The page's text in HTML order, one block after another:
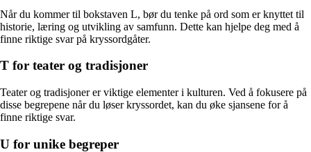
Når du kommer til bokstaven L, bør du tenke på ord som er knyttet til
historie, læring og utvikling av samfunn. Dette kan hjelpe deg med å
finne riktige svar på kryssordgåter.
T for teater og tradisjoner
Teater og tradisjoner er viktige elementer i kulturen. Ved å fokusere på
disse begrepene når du løser kryssordet, kan du øke sjansene for å
finne riktige svar.
U for unike begreper